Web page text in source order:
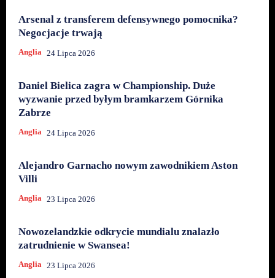
Arsenal z transferem defensywnego pomocnika?
Negocjacje trwają
Anglia 24 Lipca 2026
Daniel Bielica zagra w Championship. Duże
wyzwanie przed byłym bramkarzem Górnika
Zabrze
Anglia 24 Lipca 2026
Alejandro Garnacho nowym zawodnikiem Aston
Villi
Anglia 23 Lipca 2026
Nowozelandzkie odkrycie mundialu znalazło
zatrudnienie w Swansea!
Anglia 23 Lipca 2026